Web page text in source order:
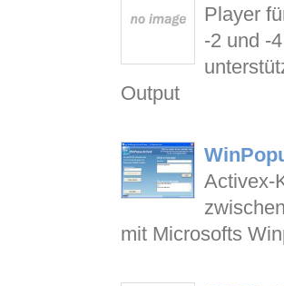
Player
-2 und -
Output
Activex-
mit Microsofts